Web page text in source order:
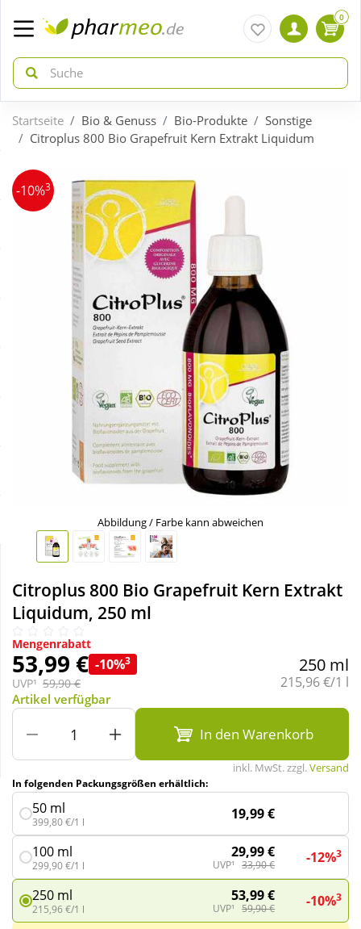
zurück
ÜBERSICHT AKTIONEN
Aktuelle Coupons
Gratis dazu
Neuheiten
Täglich gut versorgt
zurück
ÜBERSICHT KATEGORIEN
Arzneimittel
Bio & Genuss
Körperpflege & Kosmetik
Liebe & Erotik
Mutter & Kind
Nahrungsergänzung
Sanitätshaus
Sport & Fitness
Wellness
0
Startseite Bio & Genuss Bio-Produkte
Sonstige
Citroplus 800 Bio Grapefruit Kern Extrakt Liquidum
-10%3
Abbildung / Farbe kann abweichen
Citroplus 800 Bio Grapefruit Kern Extrakt
Liquidum, 250 ml
Mengenrabatt
53,99 € -10%3
UVP¹ 59,90 €
250 ml
Grundpreis:
215,96 €/1 l
Artikel verfügbar
In den Warenkorb
inkl. MwSt. zzgl.Versand
In folgenden Packungsgrößen erhältlich:
50 ml
399,80 €/1 l 19,99 €
100 ml
299,90 €/1 l
29,99 €
UVP¹ 33,90 € -12%3
250 ml
215,96 €/1 l
53,99 €
UVP¹ 59,90 € -10%3